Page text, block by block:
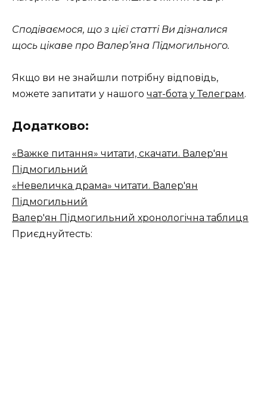
Сподіваємося, що з цієї статті Ви дізналися
щось цікаве про Валер’яна Підмогильного.
Якщо ви не знайшли потрібну відповідь,
можете запитати у нашого чат-бота у Телеграм.
Додатково:
«Важке питання» читати, скачати. Валер'ян
Підмогильний
«Невеличка драма» читати. Валер'ян
Підмогильний
Валер'ян Підмогильний хронологічна таблиця
Приєднуйтесть: